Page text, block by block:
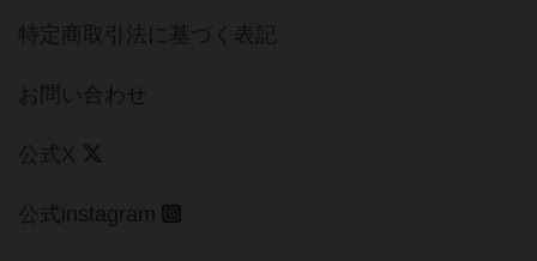
特定商取引法に基づく表記
お問い合わせ
公式X
公式instagram